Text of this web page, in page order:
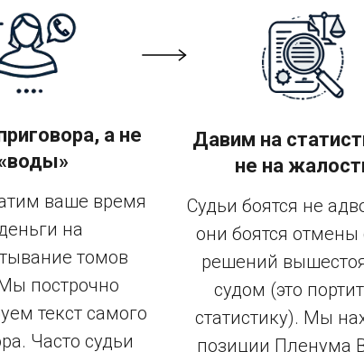
Кассация •
судебные ошибки.
приговора.ОЦЕНИТЬ ШАНСЫ
КОНСУЛЬТАЦИЯ Нужна помощь
а не
ваше время
на
томов
построчно
текст самого
Часто судьи
Давим на
не на
Судьи боятся не
они боятся отмены
решений
судом (это
статистику). Мы
позиции Пленума